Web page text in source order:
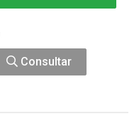
Consultar